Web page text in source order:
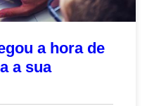
a hora de
a sua